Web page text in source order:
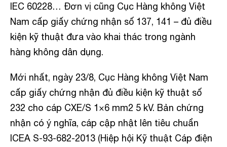
IEC 60228… Đơn vị cũng Cục Hàng không Việt
Nam cấp giấy chứng nhận số 137, 141 – đủ điều
kiện kỹ thuật đưa vào khai thác trong ngành
hàng không dân dụng.
Mới nhất, ngày 23/8, Cục Hàng không Việt Nam
cấp giấy chứng nhận đủ điều kiện kỹ thuật số
232 cho cáp CXE/S 1×6 mm2 5 kV. Bản chứng
nhận có ý nghĩa, cáp cập nhật lên tiêu chuẩn
ICEA S-93-682-2013 (Hiệp hội Kỹ thuật Cáp điện